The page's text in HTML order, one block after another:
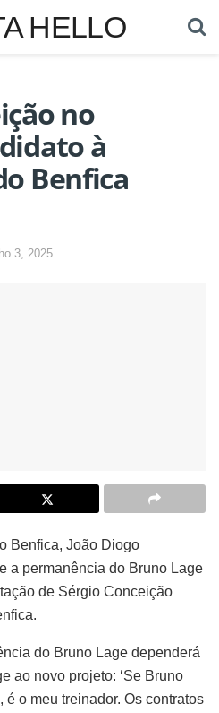
HELLO
no
à
Benfica
3, 2025
Benfica, João Diogo
a permanência do Bruno Lage
de Sérgio Conceição
do Bruno Lage dependerá
ao novo projeto: ‘Se Bruno
é o meu treinador. Os contratos